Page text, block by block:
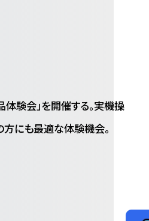
験会」を開催する。実機操
にも最適な体験機会。